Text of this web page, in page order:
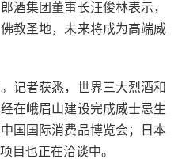
酒集团董事长汪俊林表示，
教圣地，未来将成为高端威
记者获悉，世界三大烈酒和
在峨眉山建设完成威士忌生
国国际消费品博览会；日本
目也正在洽谈中。